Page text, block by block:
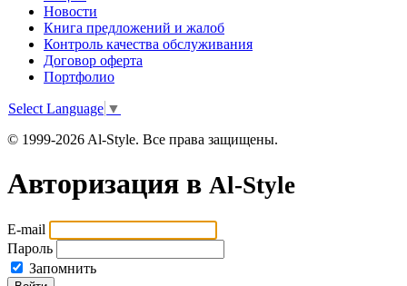
Новости
Книга предложений и жалоб
Контроль качества обслуживания
Договор оферта
Портфолио
Select Language ▼
© 1999-2026 Al-Style. Все права защищены.
Авторизация в Al-Style
E-mail
Пароль
Запомнить